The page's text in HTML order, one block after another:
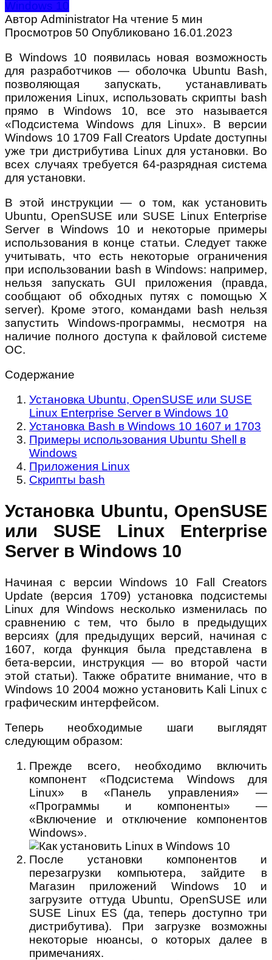
Windows 10
Автор Administrator На чтение 5 мин
Просмотров 50 Опубликовано 16.01.2023
В Windows 10 появилась новая возможность
для разработчиков — оболочка Ubuntu Bash,
позволяющая запускать, устанавливать
приложения Linux, использовать скрипты bash
прямо в Windows 10, все это называется
«Подсистема Windows для Linux». В версии
Windows 10 1709 Fall Creators Update доступны
уже три дистрибутива Linux для установки. Во
всех случаях требуется 64-разрядная система
для установки.
В этой инструкции — о том, как установить
Ubuntu, OpenSUSE или SUSE Linux Enterprise
Server в Windows 10 и некоторые примеры
использования в конце статьи. Следует также
учитывать, что есть некоторые ограничения
при использовании bash в Windows: например,
нельзя запускать GUI приложения (правда,
сообщают об обходных путях с помощью X
server). Кроме этого, командами bash нельзя
запустить Windows-программы, несмотря на
наличие полного доступа к файловой системе
ОС.
Содержание
Установка Ubuntu, OpenSUSE или SUSE
Linux Enterprise Server в Windows 10
Установка Bash в Windows 10 1607 и 1703
Примеры использования Ubuntu Shell в
Windows
Приложения Linux
Скрипты bash
Установка Ubuntu, OpenSUSE
или SUSE Linux Enterprise
Server в Windows 10
Начиная с версии Windows 10 Fall Creators
Update (версия 1709) установка подсистемы
Linux для Windows несколько изменилась по
сравнению с тем, что было в предыдущих
версиях (для предыдущих версий, начиная с
1607, когда функция была представлена в
бета-версии, инструкция — во второй части
этой статьи). Также обратите внимание, что в
Windows 10 2004 можно установить Kali Linux с
графическим интерфейсом.
Теперь необходимые шаги выглядят
следующим образом:
Прежде всего, необходимо включить
компонент «Подсистема Windows для
Linux» в «Панель управления» —
«Программы и компоненты» —
«Включение и отключение компонентов
Windows».
После установки компонентов и
перезагрузки компьютера, зайдите в
Магазин приложений Windows 10 и
загрузите оттуда Ubuntu, OpenSUSE или
SUSE Linux ES (да, теперь доступно три
дистрибутива). При загрузке возможны
некоторые нюансы, о которых далее в
примечаниях.